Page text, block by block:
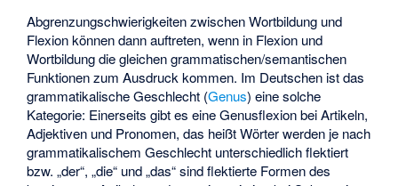
Abgrenzungschwierigkeiten zwischen Wortbildung und
Flexion können dann auftreten, wenn in Flexion und
Wortbildung die gleichen grammatischen/semantischen
Funktionen zum Ausdruck kommen. Im Deutschen ist das
grammatikalische Geschlecht (Genus) eine solche
Kategorie: Einerseits gibt es eine Genusflexion bei Artikeln,
Adjektiven und Pronomen, das heißt Wörter werden je nach
grammatikalischem Geschlecht unterschiedlich flektiert
bzw. „der“, „die“ und „das“ sind flektierte Formen des